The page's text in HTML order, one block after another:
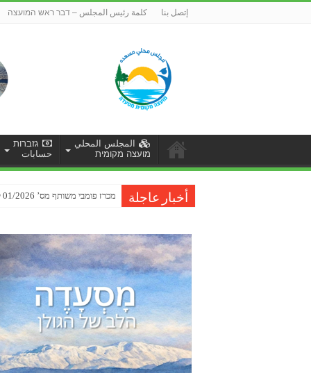
إتصل بنا كلمة رئيس المجلس – דבר ראש המועצה
المجلس المحلي
מועצה מקומית
גזברות
حسابات
أخبار عاجلة מכרז פומבי משותף מס’ 01/2026 לביצוע עבודות שיקום כביש ברכת רם-סחיתא